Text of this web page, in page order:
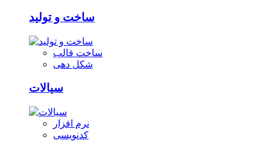
ساخت و تولید
ساخت قالب
شکل دهی
سیالات
نرم افزار
کدنویسی